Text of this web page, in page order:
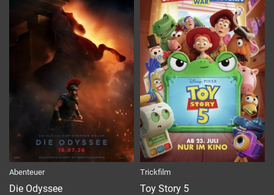
Abenteuer
Die Odyssee
Trickfilm
Toy Story 5